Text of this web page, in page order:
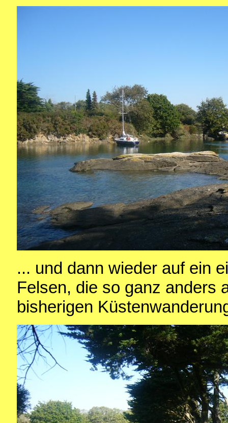
... und dann wieder auf ein
Felsen, die so ganz anders
bisherigen